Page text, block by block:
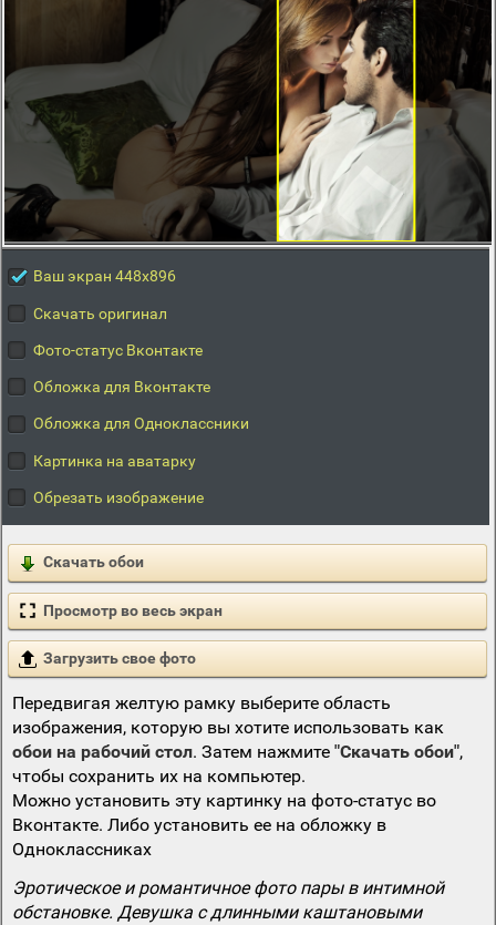
Ваш экран 448x896
Скачать оригинал
Фото-статус Вконтакте
Обложка для Вконтакте
Обложка для Одноклассники
Картинка на аватарку
Обрезать изображение
Скачать обои
Просмотр во весь экран
Загрузить свое фото
Передвигая желтую рамку выберите область
изображения, которую вы хотите использовать как
обои на рабочий стол. Затем нажмите "Скачать обои",
чтобы сохранить их на компьютер.
Можно установить эту картинку на фото-статус во
Вконтакте. Либо установить ее на обложку в
Одноклассниках
Эротическое и романтичное фото пары в интимной
обстановке. Девушка с длинными каштановыми